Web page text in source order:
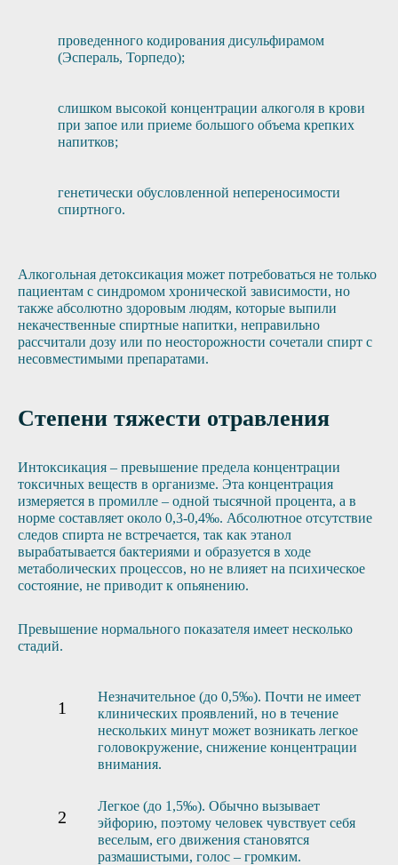
проведенного кодирования дисульфирамом
(Эспераль, Торпедо);
слишком высокой концентрации алкоголя в крови
при запое или приеме большого объема крепких
напитков;
генетически обусловленной непереносимости
спиртного.
Алкогольная детоксикация может потребоваться не только
пациентам с синдромом хронической зависимости, но
также абсолютно здоровым людям, которые выпили
некачественные спиртные напитки, неправильно
рассчитали дозу или по неосторожности сочетали спирт с
несовместимыми препаратами.
Степени тяжести отравления
Интоксикация – превышение предела концентрации
токсичных веществ в организме. Эта концентрация
измеряется в промилле – одной тысячной процента, а в
норме составляет около 0,3-0,4‰. Абсолютное отсутствие
следов спирта не встречается, так как этанол
вырабатывается бактериями и образуется в ходе
метаболических процессов, но не влияет на психическое
состояние, не приводит к опьянению.
Превышение нормального показателя имеет несколько
стадий.
Незначительное (до 0,5‰). Почти не имеет
клинических проявлений, но в течение
нескольких минут может возникать легкое
головокружение, снижение концентрации
внимания.
Легкое (до 1,5‰). Обычно вызывает
эйфорию, поэтому человек чувствует себя
веселым, его движения становятся
размашистыми, голос – громким.